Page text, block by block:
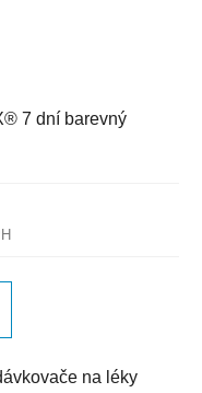
7 dní barevný
na léky